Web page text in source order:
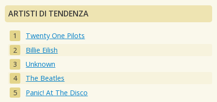
ARTISTI DI TENDENZA
Twenty One Pilots
Billie Eilish
Unknown
The Beatles
Panic! At The Disco